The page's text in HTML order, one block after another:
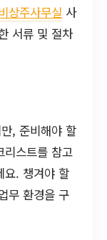
상주사무실 사
서류 및 절차
, 준비해야 할
리스트를 참고
요. 챙겨야 할
무 환경을 구